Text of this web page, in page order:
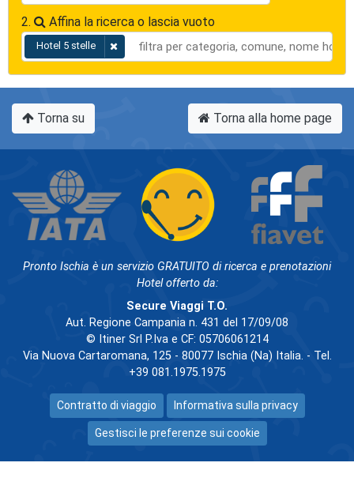
2. Affina la ricerca o lascia vuoto
Hotel 5 stelle
Torna su Torna alla home page
Pronto Ischia è un servizio GRATUITO di ricerca e prenotazioni
Hotel offerto da:
Secure Viaggi T.O.
Aut. Regione Campania n. 431 del 17/09/08
© Itiner Srl P.Iva e CF: 05706061214
Via Nuova Cartaromana, 125 - 80077 Ischia (Na) Italia. - Tel.
+39 081.1975.1975
Contratto di viaggio Informativa sulla privacy
Gestisci le preferenze sui cookie